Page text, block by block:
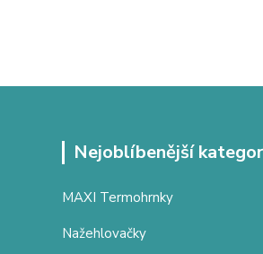
Nejoblíbenější
MAXI Termohrnky
Nažehlovačky